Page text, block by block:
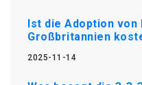
Ist die Adoption von
Großbritannien
2025-11-14